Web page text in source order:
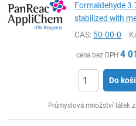
Formaldehyde
stabilized with
CAS: 50-00-0
cena bez DPH 4
Do
Průmyslová množství látek